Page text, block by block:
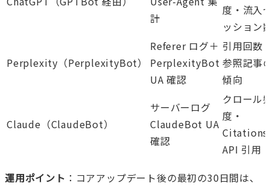
計
度・流入
ッション
Perplexity（PerplexityBot）
Referer ログ＋
PerplexityBot
UA 確認
引用回数
参照記事
傾向
Claude（ClaudeBot）
サーバーログ
ClaudeBot UA
確認
クロール
度・
Citations
API 引用
運用ポイント ：コアアップデート後の最初の30日間は、